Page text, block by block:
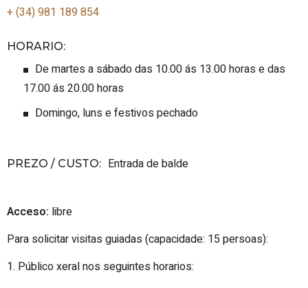
+ (34) 981 189 854
HORARIO:
De martes a sábado das 10.00 ás 13.00 horas e das
17.00 ás 20.00 horas
Domingo, luns e festivos pechado
PREZO / CUSTO: Entrada de balde
Acceso: libre
Para solicitar visitas guiadas (capacidade: 15 persoas):
1. Público xeral nos seguintes horarios: